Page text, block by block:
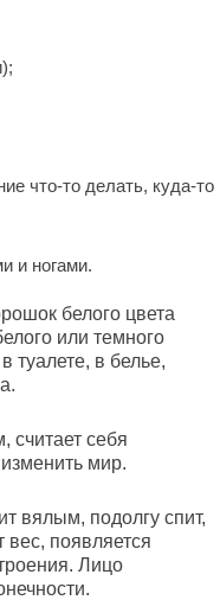
что-то делать, куда-то
и ногами.
белого цвета
или темного
туалете, в белье,
считает себя
мир.
вялым, подолгу спит,
вес, появляется
Лицо